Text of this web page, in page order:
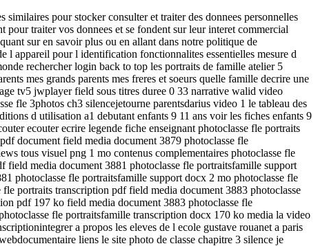
pour stocker consulter et traiter des donnees personnelles
pour traiter vos donnees et se fondent sur leur interet commercial
sur en savoir plus ou en allant dans notre politique de
l appareil pour l identification fonctionnalites essentielles mesure d
rechercher login back to top les portraits de famille atelier 5
mes grands parents mes freres et soeurs quelle famille decrire une
tv5 jwplayer field sous titres duree 0 33 narrative walid video
fle 3photos ch3 silencejetourne parentsdarius video 1 le tableau des
d utilisation a1 debutant enfants 9 11 ans voir les fiches enfants 9
ecouter ecrire legende fiche enseignant photoclasse fle portraits
document field media document 3879 photoclasse fle
tous visuel png 1 mo contenus complementaires photoclasse fle
media document 3881 photoclasse fle portraitsfamille support
photoclasse fle portraitsfamille support docx 2 mo photoclasse fle
portraits transcription pdf field media document 3883 photoclasse
pdf 197 ko field media document 3883 photoclasse fle
fle portraitsfamille transcription docx 170 ko media la video
a propos les eleves de l ecole gustave rouanet a paris
liens le site photo de classe chapitre 3 silence je